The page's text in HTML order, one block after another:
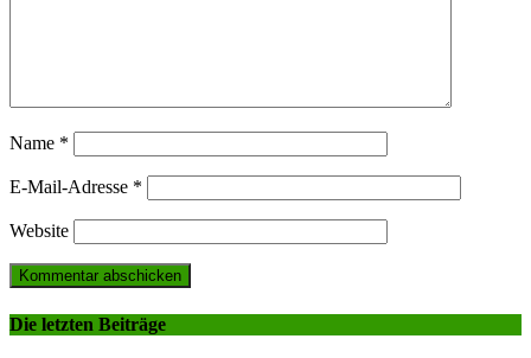
Name *
E-Mail-Adresse *
Website
Die letzten Beiträge